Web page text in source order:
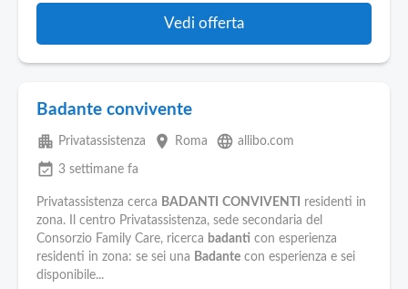
Vedi offerta
Badante convivente
apartment Privatassistenza place Roma language allibo.com
event_available 3 settimane fa
Privatassistenza cerca BADANTI CONVIVENTI
residenti in
zona. Il centro Privatassistenza, sede secondaria del
Consorzio Family Care, ricerca badanti con esperienza
residenti in zona: se sei una Badante con esperienza e sei
disponibile...